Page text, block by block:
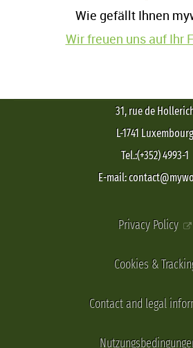
Wie gefällt Ihnen
Wir freuen uns auf Ihr
31, rue de
L-1741 Luxembourg
Tel.:(+352) 4993-1
E-mail:
Privacy Policy
Cookies &
Contact and legal